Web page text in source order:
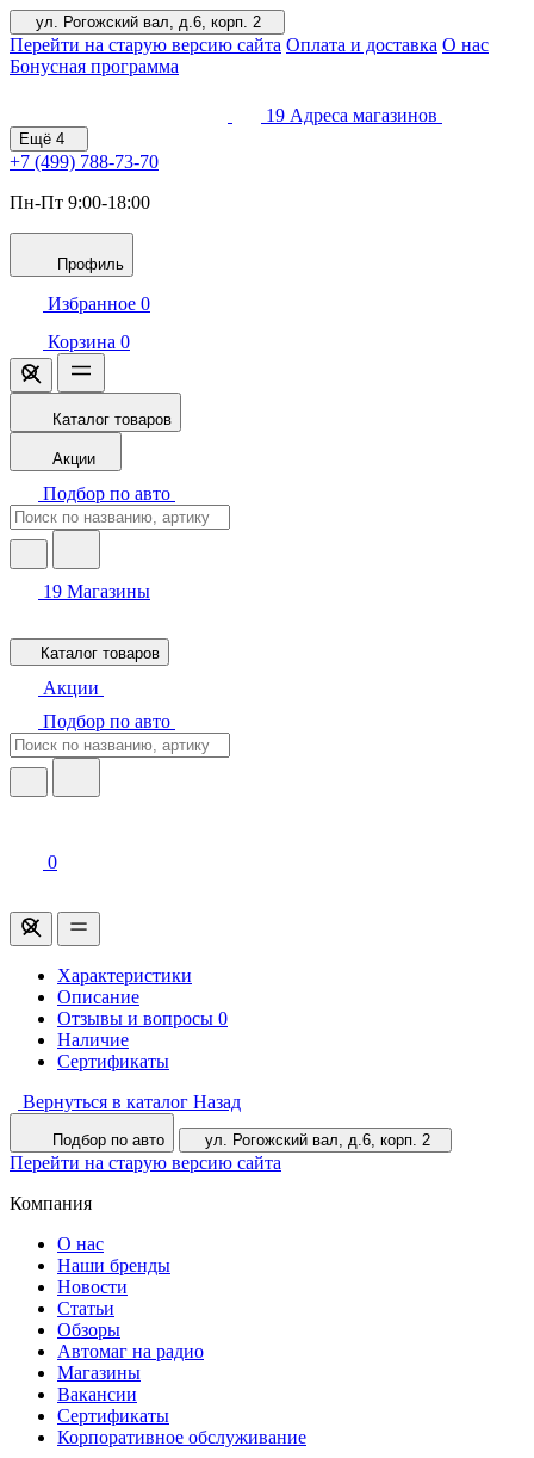
ул. Рогожский вал, д.6, корп. 2
Перейти на старую версию сайта Оплата и доставка О нас
Бонусная программа
19 Адреса магазинов
Ещё 4
+7 (499) 788-73-70
Пн-Пт 9:00-18:00
Профиль
Избранное 0
Корзина 0
Каталог товаров
Акции
Подбор по авто
19 Магазины
Каталог товаров
Акции
Подбор по авто
0
Характеристики
Описание
Отзывы и вопросы 0
Наличие
Сертификаты
Вернуться в каталог Назад
Подбор по авто ул. Рогожский вал, д.6, корп. 2
Перейти на старую версию сайта
Компания
О нас
Наши бренды
Новости
Статьи
Обзоры
Автомаг на радио
Магазины
Вакансии
Сертификаты
Корпоративное обслуживание